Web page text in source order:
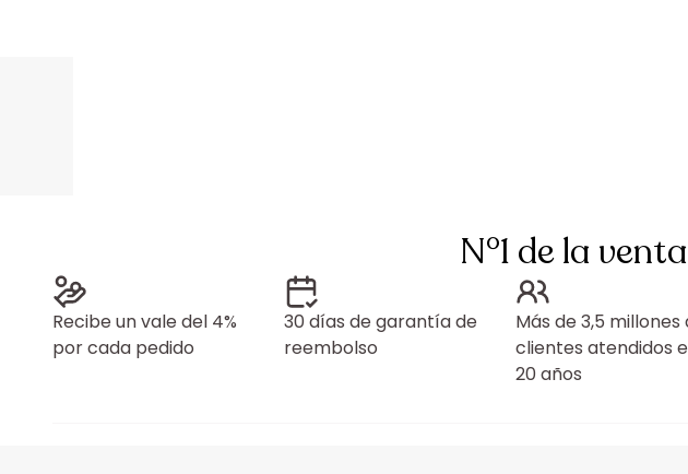
N°1 de la
Recibe un vale del 4%
por cada pedido
30 días de garantía de
reembolso
Más de 3,5 millones
clientes atendidos
20 años